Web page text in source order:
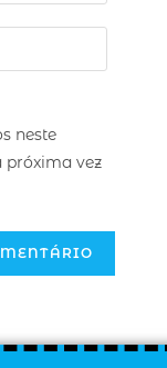
neste
próxima vez